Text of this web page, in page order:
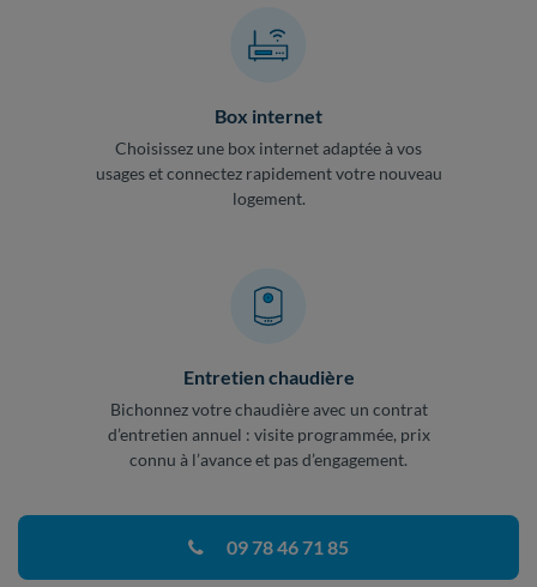
Box internet
Choisissez une box internet adaptée à vos
usages et connectez rapidement votre nouveau
logement.
Entretien chaudière
Bichonnez votre chaudière avec un contrat
d’entretien annuel : visite programmée, prix
connu à l’avance et pas d’engagement.
09 78 46 71 85